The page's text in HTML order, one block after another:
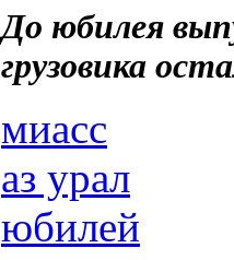
До юбилея
грузовика
миасс
аз урал
юбилей